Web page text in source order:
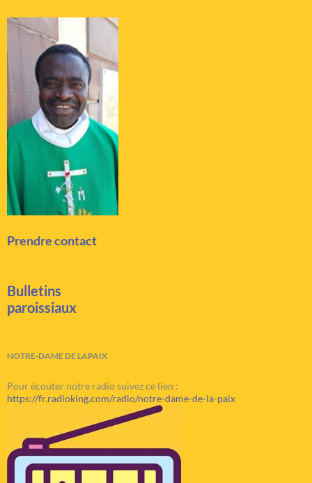
Prendre contact
Bulletins
paroissiaux
NOTRE-DAME DE LAPAIX
Pour écouter notre radio suivez ce lien :
https://fr.radioking.com/radio/notre-dame-de-la-paix